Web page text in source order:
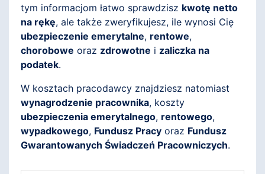
tym informacjom łatwo sprawdzisz kwotę netto
na rękę, ale także zweryfikujesz, ile wynosi Cię
ubezpieczenie emerytalne, rentowe,
chorobowe oraz zdrowotne i zaliczka na
podatek.
W kosztach pracodawcy znajdziesz natomiast
wynagrodzenie pracownika, koszty
ubezpieczenia emerytalnego, rentowego,
wypadkowego, Fundusz Pracy oraz Fundusz
Gwarantowanych Świadczeń Pracowniczych.